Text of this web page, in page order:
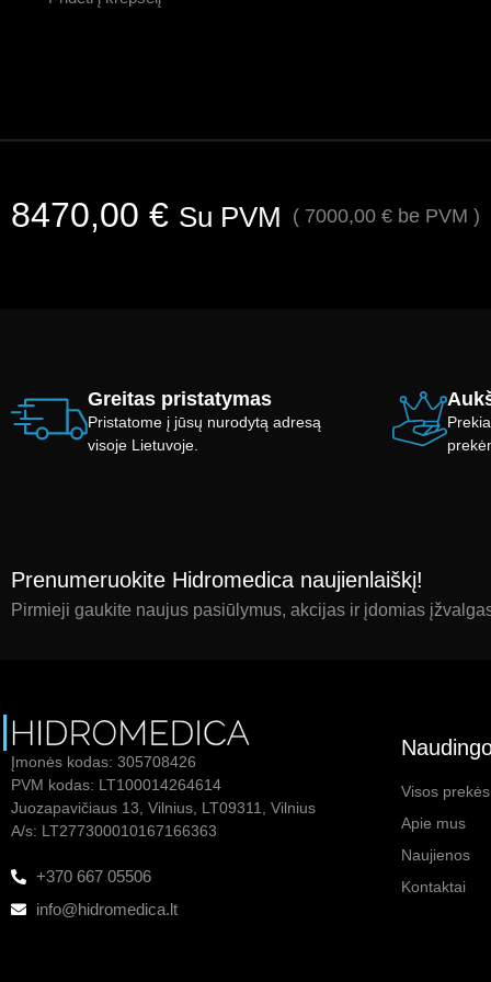
8470,00 € Su PVM ( 7000,00 € be PVM )
Greitas pristatymas
Pristatome į jūsų nurodytą adresą
visoje Lietuvoje.
Prenumeruokite Hidromedica naujienlaiškį!
Pirmieji gaukite naujus pasiūlymus, akcijas ir įdomias
Įmonės kodas: 305708426
PVM kodas: LT100014264614
Juozapavičiaus 13, Vilnius, LT09311, Vilnius
A/s: LT277300010167166363
+370 667 05506
info@hidromedica.lt
Visos prekės
Apie mus
Naujienos
Kontaktai